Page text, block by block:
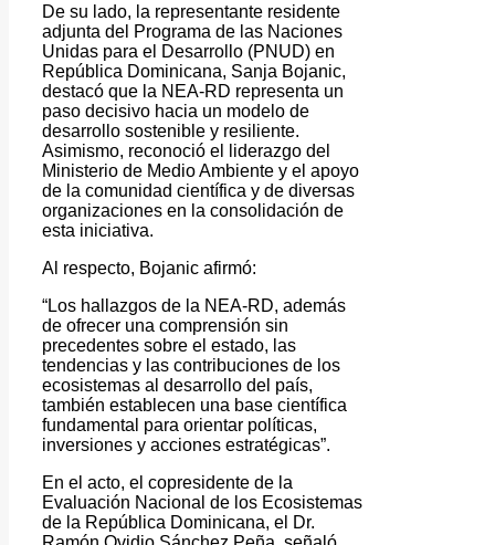
De su lado, la representante residente
adjunta del Programa de las Naciones
Unidas para el Desarrollo (PNUD) en
República Dominicana, Sanja Bojanic,
destacó que la NEA-RD representa un
paso decisivo hacia un modelo de
desarrollo sostenible y resiliente.
Asimismo, reconoció el liderazgo del
Ministerio de Medio Ambiente y el apoyo
de la comunidad científica y de diversas
organizaciones en la consolidación de
esta iniciativa.
Al respecto, Bojanic afirmó:
“Los hallazgos de la NEA-RD, además
de ofrecer una comprensión sin
precedentes sobre el estado, las
tendencias y las contribuciones de los
ecosistemas al desarrollo del país,
también establecen una base científica
fundamental para orientar políticas,
inversiones y acciones estratégicas”.
En el acto, el copresidente de la
Evaluación Nacional de los Ecosistemas
de la República Dominicana, el Dr.